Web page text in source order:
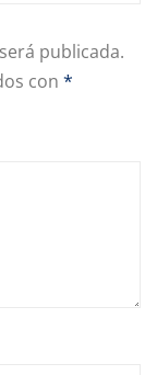
publicada.
con *